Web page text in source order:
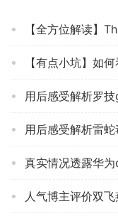
用后感受解析雷